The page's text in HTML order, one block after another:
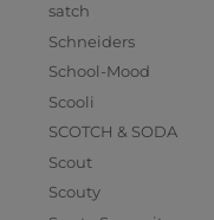
satch
Schneiders
School-Mood
Scooli
SCOTCH & SODA
Scout
Scouty